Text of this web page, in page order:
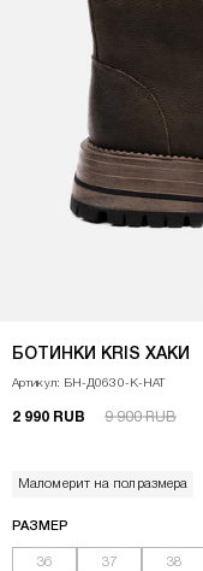
БОТИНКИ KRIS ХАКИ
<p>Демисезонные
Артикул: БН-Д0630-К-НАТ
2 990 RUB 9 900 RUB
Маломерит на полразмера
РАЗМЕР
36 37 38